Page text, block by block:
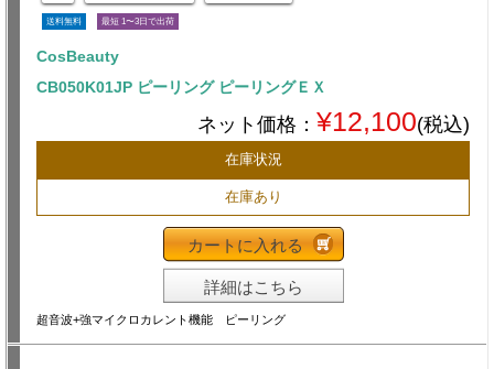
送料無料 最短 1〜3日で出荷
CosBeauty
CB050K01JP ピーリング ピーリングＥＸ
ネット価格： ¥12,100(税込)
在庫状況
在庫あり
カートに入れる
詳細はこちら
超音波+強マイクロカレント機能 ピーリング